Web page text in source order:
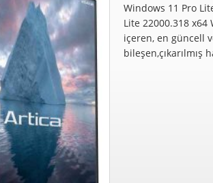
Windows 11 Pro
Lite 22000.318
içeren, en güncell